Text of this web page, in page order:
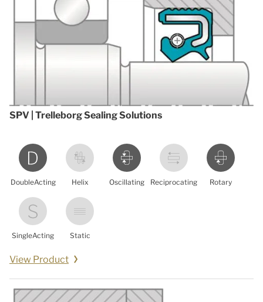
SPV | Trelleborg Sealing Solutions
DoubleActing Helix Oscillating Reciprocating Rotary
SingleActing Static
View Product